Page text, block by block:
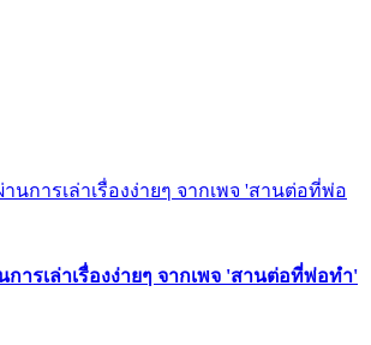
การเล่าเรื่องง่ายๆ จากเพจ 'สานต่อที่พ่อทำ'